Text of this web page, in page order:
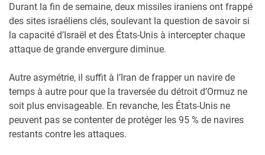
Durant la fin de semaine, deux missiles iraniens ont frappé
des sites israéliens clés, soulevant la question de savoir si
la capacité d’Israël et des États-Unis à intercepter chaque
attaque de grande envergure diminue.
Autre asymétrie, il suffit à l’Iran de frapper un navire de
temps à autre pour que la traversée du détroit d’Ormuz ne
soit plus envisageable. En revanche, les États-Unis ne
peuvent pas se contenter de protéger les 95 % de navires
restants contre les attaques.